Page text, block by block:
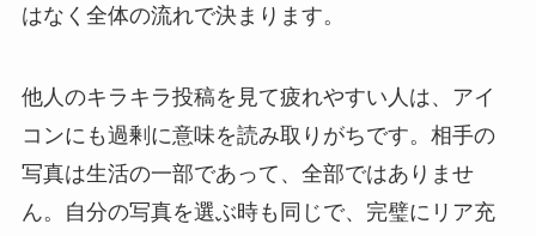
はなく全体の流れで決まります。
他人のキラキラ投稿を見て疲れやすい人は、アイ
コンにも過剰に意味を読み取りがちです。相手の
写真は生活の一部であって、全部ではありませ
ん。自分の写真を選ぶ時も同じで、完璧にリア充